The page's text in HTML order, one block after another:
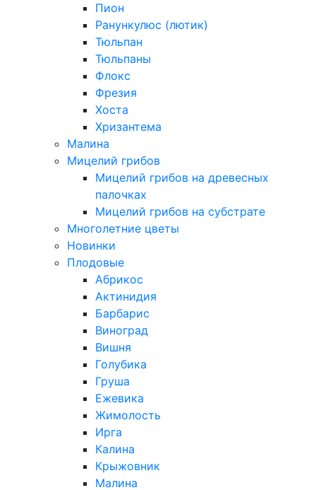
Пион
Ранункулюс (лютик)
Тюльпан
Тюльпаны
Флокс
Фрезия
Хоста
Хризантема
Малина
Мицелий грибов
Мицелий грибов на древесных
палочках
Мицелий грибов на субстрате
Многолетние цветы
Новинки
Плодовые
Абрикос
Актинидия
Барбарис
Виноград
Вишня
Голубика
Груша
Ежевика
Жимолость
Ирга
Калина
Крыжовник
Малина